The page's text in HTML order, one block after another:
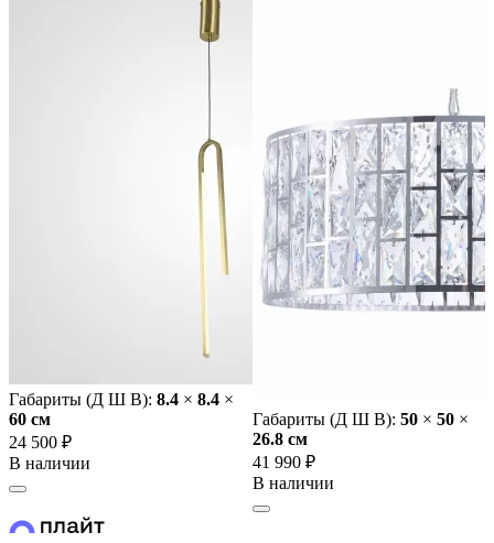
Габариты (Д Ш В): 8.4 × 8.4 ×
60 cм
24 500 ₽
В наличии
Габариты (Д Ш В): 50 × 50 ×
26.8 cм
41 990 ₽
В наличии